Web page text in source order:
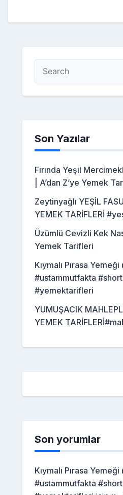
Son Yazılar
Fırında Yeşil
| A’dan Z’ye Yemek
Zeytinyağlı YEŞİL
YEMEK TARİFLERİ
Üzümlü Cevizli Kek
Yemek Tarifleri
Kıymalı Pırasa
#ustammutfakta
#yemektarifleri
YUMUŞACIK
YEMEK
Son yorumlar
Kıymalı Pırasa
#ustammutfakta